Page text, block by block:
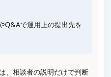
Q&Aで運用上の提出先を
、相談者の説明だけで判断